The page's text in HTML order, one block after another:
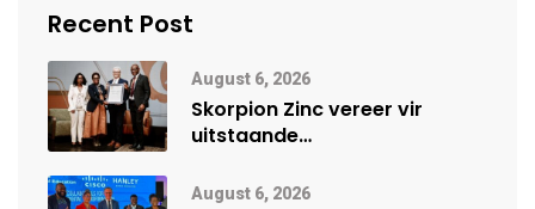
Recent Post
August 6, 2026
Skorpion Zinc vereer vir
uitstaande
Namibië Mynbou Ekspo
August 6, 2026